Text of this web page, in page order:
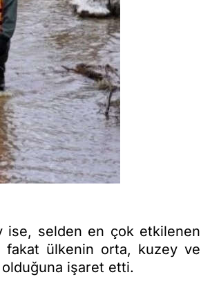
ise, selden en çok etkilenen
fakat ülkenin orta, kuzey ve
işaret etti.